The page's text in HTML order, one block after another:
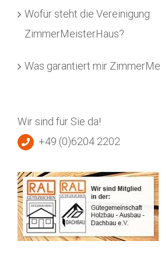
Wofür steht die Vereinigung
ZimmerMeisterHaus?
Was garantiert mir
Wir sind für Sie da!
+49 (0)6204 2202